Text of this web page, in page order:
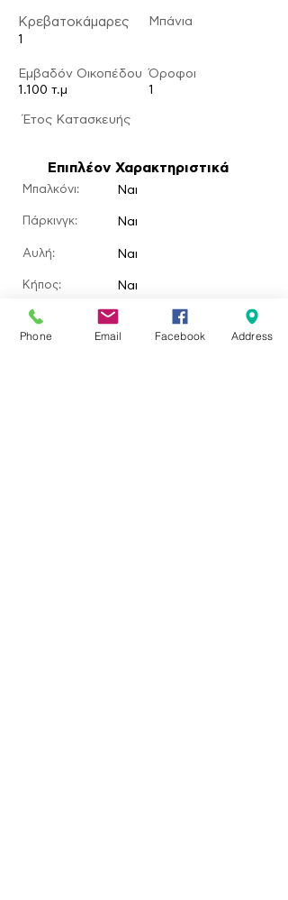
Κρεβατοκάμαρες
1
Εμβαδόν Οικοπέδου
1.100 τ.μ
Μπάνια
Όροφοι
1
​Έτος Κατασκευής
Επιπλέον Χαρακτηριστικά
Μπαλκόνι: Ναι
Πάρκινγκ: Ναι
Αυλή: Ναι
​Κήπος: Ναι
Πισίνα:
Phone Email Facebook Address